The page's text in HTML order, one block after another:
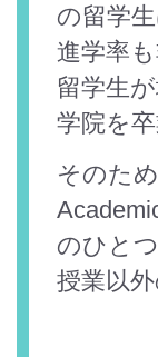
の留学
進学率
留学生
学院を
そのた
のひと
授業以